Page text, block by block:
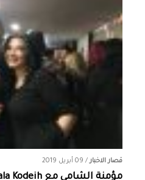
قصار الاخبار/ 09 أبريل 2019